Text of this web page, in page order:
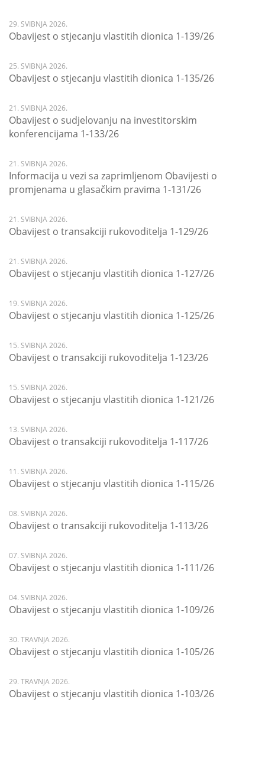
29. SVIBNJA 2026.
Obavijest o stjecanju vlastitih dionica 1-139/26
25. SVIBNJA 2026.
Obavijest o stjecanju vlastitih dionica 1-135/26
21. SVIBNJA 2026.
Obavijest o sudjelovanju na investitorskim
konferencijama 1-133/26
21. SVIBNJA 2026.
Informacija u vezi sa zaprimljenom Obavijesti o
promjenama u glasačkim pravima 1-131/26
21. SVIBNJA 2026.
Obavijest o transakciji rukovoditelja 1-129/26
21. SVIBNJA 2026.
Obavijest o stjecanju vlastitih dionica 1-127/26
19. SVIBNJA 2026.
Obavijest o stjecanju vlastitih dionica 1-125/26
15. SVIBNJA 2026.
Obavijest o transakciji rukovoditelja 1-123/26
15. SVIBNJA 2026.
Obavijest o stjecanju vlastitih dionica 1-121/26
13. SVIBNJA 2026.
Obavijest o transakciji rukovoditelja 1-117/26
11. SVIBNJA 2026.
Obavijest o stjecanju vlastitih dionica 1-115/26
08. SVIBNJA 2026.
Obavijest o transakciji rukovoditelja 1-113/26
07. SVIBNJA 2026.
Obavijest o stjecanju vlastitih dionica 1-111/26
04. SVIBNJA 2026.
Obavijest o stjecanju vlastitih dionica 1-109/26
30. TRAVNJA 2026.
Obavijest o stjecanju vlastitih dionica 1-105/26
29. TRAVNJA 2026.
Obavijest o stjecanju vlastitih dionica 1-103/26